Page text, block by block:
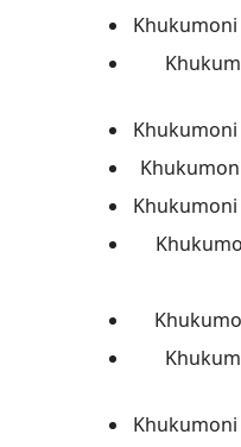
Khukumoni